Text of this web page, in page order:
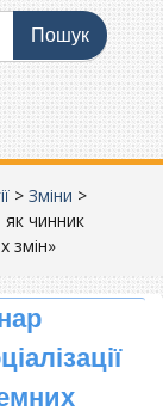
> Зміни >
як чинник
змін»